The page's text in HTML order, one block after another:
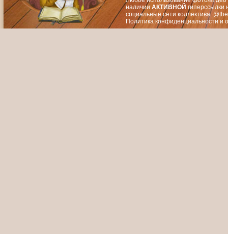
наличии АКТИВНОЙ гиперссылки
социальные сети коллектива:
Политика конфиденциальности и